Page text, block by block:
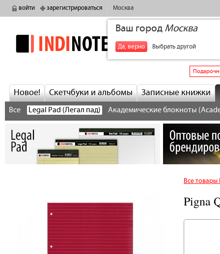
войти зарегистрироваться Москва
Ваш город Москва
Да, верно Выбрать другой
indinotes
Новое! Скетчбуки и альбомы Записные книжки
Все Legal Pad (Легал пад) Академические блокноты
Все товары
Pigna